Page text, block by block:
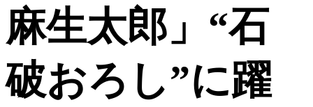
麻生太郎」“石
破おろし”に躍